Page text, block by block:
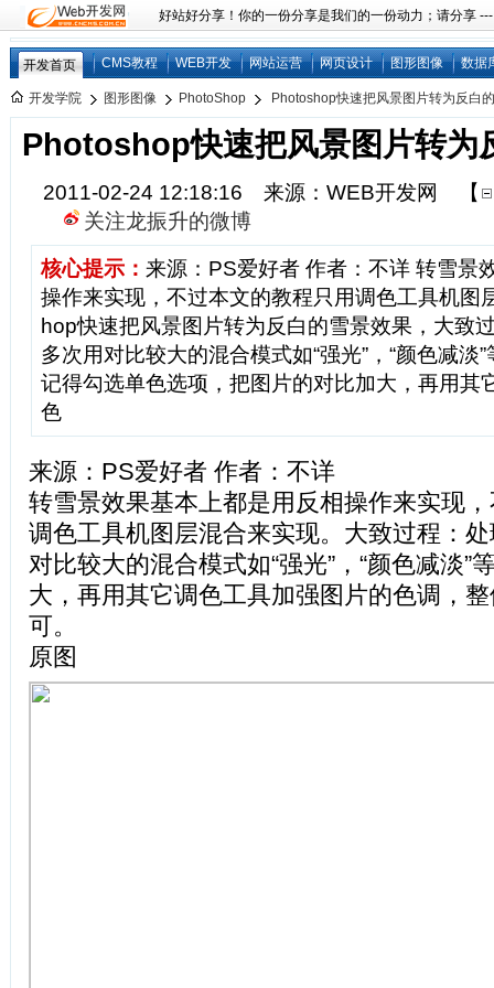
好站好分享！你的一份分享是我们的一份动力；请分享
开发首页 CMS教程 WEB开发 网站运营 网页设计 图形图像 数据
开发学院 图形图像 PhotoShop Photoshop快速把风景图片转为反白
Photoshop快速把风景图片转为
2011-02-24 12:18:16 来源：WEB开发网
【
关注龙振升的微博
核心提示： 来源：PS爱好者 作者：不详 转雪景
操作来实现，不过本文的教程只用调色工具机图
hop快速把风景图片转为反白的雪景效果，大致
多次用对比较大的混合模式如“强光”，“颜色减淡
记得勾选单色选项，把图片的对比加大，再用其
色
来源：PS爱好者 作者：不详
转雪景效果基本上都是用反相操作来实现
调色工具机图层混合来实现。大致过程：
对比较大的混合模式如“强光”，“颜色减淡”
大，再用其它调色工具加强图片的色调，
可。
原图